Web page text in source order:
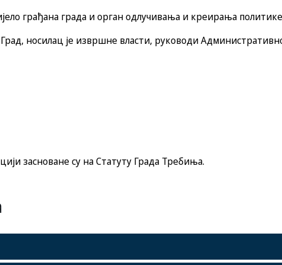
грађана града и орган одлучивања и креирања
носилац је извршне власти, руководи
засноване су на Статуту Града Требиња.